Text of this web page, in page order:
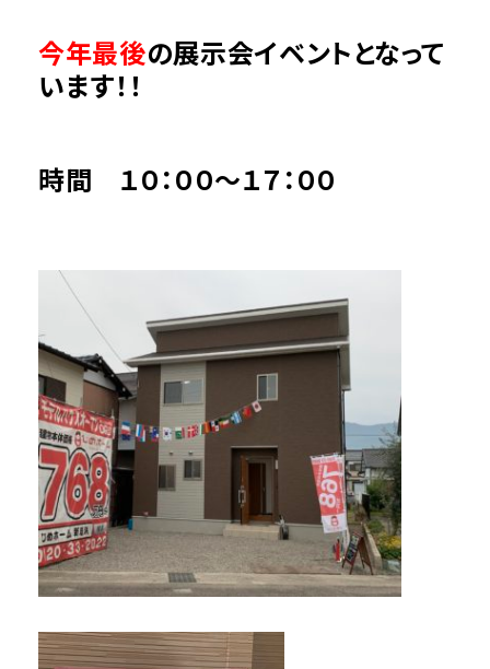
今年最後の展示会イベントとなって
います！！
時間 １０：００～１７：００